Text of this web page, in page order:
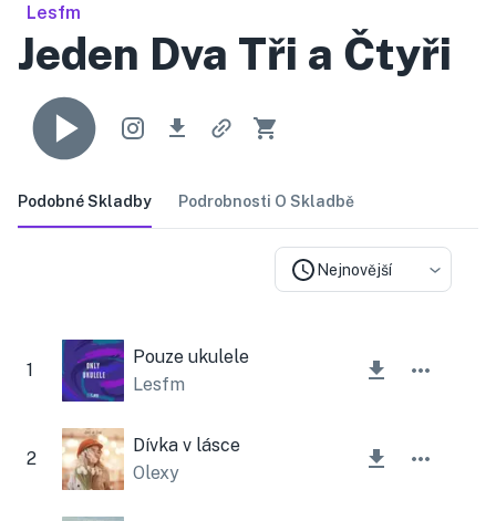
Lesfm
Jeden Dva Tři a Čtyři
Podobné Skladby Podrobnosti O Skladbě
Nejnovější
1
Pouze ukulele
Lesfm
2
Dívka v lásce
Olexy